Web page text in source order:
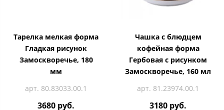
Тарелка мелкая форма
Гладкая рисунок
Замоскворечье, 180
мм
арт. 80.83033.00.1
3680 руб.
Чашка с блюдцем
кофейная форма
Гербовая с рисунком
Замоскворечье, 160 мл
арт. 81.23974.00.1
3180 руб.